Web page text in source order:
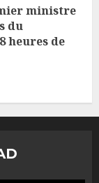
ministre
du
heures de